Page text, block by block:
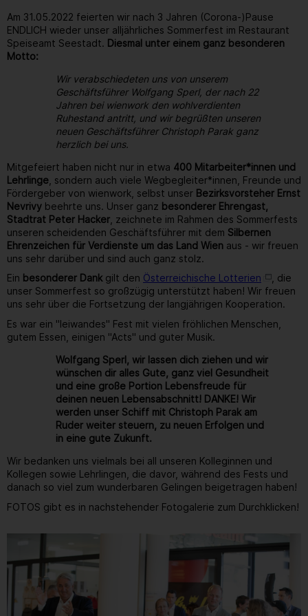
Am 31.05.2022 feierten wir nach 3 Jahren (Corona-)Pause
ENDLICH wieder unser alljährliches Sommerfest im Restaurant
Speiseamt Seestadt. Diesmal unter einem ganz besonderen
Motto:
Wir verabschiedeten uns von unserem
Geschäftsführer Wolfgang Sperl, der nach 22
Jahren bei wienwork den wohlverdienten
Ruhestand antritt, und wir begrüßten unseren
neuen Geschäftsführer Christoph Parak ganz
herzlich bei uns.
Mitgefeiert haben nicht nur in etwa 400 Mitarbeiter*innen und
Lehrlinge , sondern auch viele Wegbegleiter*innen, Freunde und
Fördergeber von wienwork, selbst unser Bezirksvorsteher Ernst
Nevrivy beehrte uns. Unser ganz besonderer Ehrengast,
Stadtrat Peter Hacker , zeichnete im Rahmen des Sommerfests
unseren scheidenden Geschäftsführer mit dem Silbernen
Ehrenzeichen für Verdienste um das Land Wien aus - wir freuen
uns sehr darüber und sind auch ganz stolz.
Ein besonderer Dank gilt den Österreichische Lotterien
, die
unser Sommerfest so großzügig unterstützt haben! Wir freuen
uns sehr über die Fortsetzung der langjährigen Kooperation.
Es war ein "leiwandes" Fest mit vielen fröhlichen Menschen,
gutem Essen, einigen "Acts" und guter Musik.
Wolfgang Sperl, wir lassen dich ziehen und wir
wünschen dir alles Gute, ganz viel Gesundheit
und eine große Portion Lebensfreude für
deinen neuen Lebensabschnitt! DANKE! Wir
werden unser Schiff mit Christoph Parak am
Ruder weiter steuern, zu neuen Erfolgen und
in eine gute Zukunft.
Wir bedanken uns vielmals bei all unseren Kolleginnen und
Kollegen sowie Lehrlingen, die davor, während des Fests und
danach so viel zum wunderbaren Gelingen beigetragen haben!
FOTOS gibt es in nachstehender Fotogalerie zum Durchklicken!